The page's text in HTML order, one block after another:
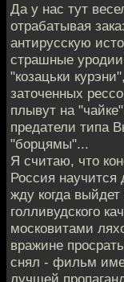
Да у нас тут
отрабатывая
антирусскую
страшные
"козацьки
заточенных
плывут на
предатели типа
"борцямы"...
Я считаю, что
Россия
жду когда
голливудского
московитами
вражине
снял - фильм